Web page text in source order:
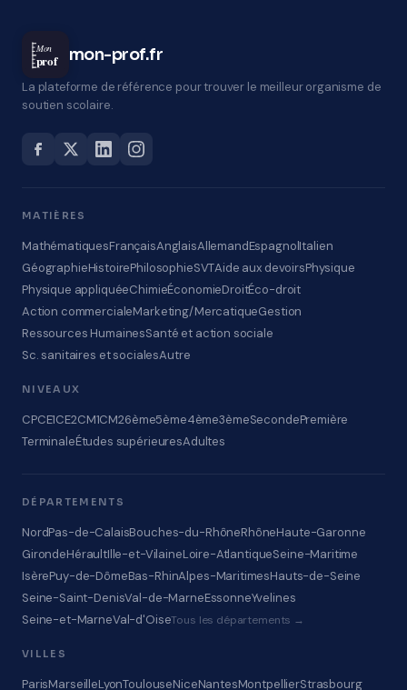
Mon
prof mon-prof.fr
La plateforme de référence pour trouver le meilleur organisme de
soutien scolaire.
MATIÈRES
MathématiquesFrançaisAnglaisAllemandEspagnolItalien
GéographieHistoirePhilosophieSVTAide aux devoirsPhysique
Physique appliquéeChimieÉconomieDroitÉco-droit
Action commercialeMarketing/MercatiqueGestion
Ressources HumainesSanté et action sociale
Sc. sanitaires et socialesAutre
NIVEAUX
CPCE1CE2CM1CM26ème5ème4ème3èmeSecondePremière
TerminaleÉtudes supérieuresAdultes
DÉPARTEMENTS
NordPas-de-CalaisBouches-du-RhôneRhôneHaute-Garonne
GirondeHéraultIlle-et-VilaineLoire-AtlantiqueSeine-Maritime
IsèrePuy-de-DômeBas-RhinAlpes-MaritimesHauts-de-Seine
Seine-Saint-DenisVal-de-MarneEssonneYvelines
Seine-et-MarneVal-d'OiseTous les départements →
VILLES
ParisMarseilleLyonToulouseNiceNantesMontpellierStrasbourg